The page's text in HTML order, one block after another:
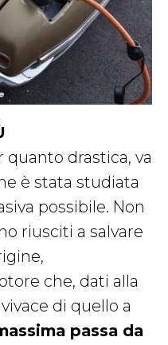
quanto drastica, va
è stata studiata
possibile. Non
riusciti a salvare
che, dati alla
di quello a
passa da